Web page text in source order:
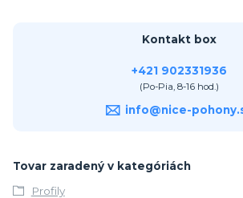
Kontakt box
+421 902331936
(Po-Pia, 8-16 hod.)
info@nice-
Tovar zaradený v kategóriách
Profily